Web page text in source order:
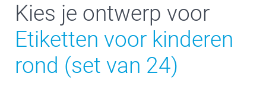
Kies je ontwerp voor
Etiketten voor kinderen
rond (set van 24)